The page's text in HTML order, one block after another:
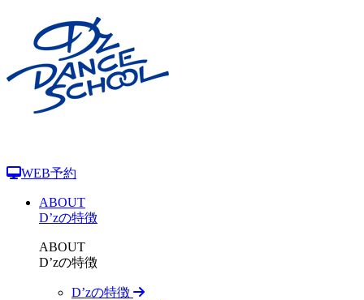
WEB予約
ABOUT
D’zの特徴
ABOUT
D’zの特徴
D’zの特徴